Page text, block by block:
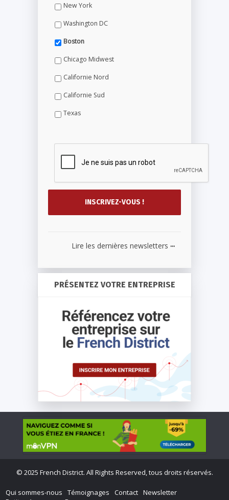
New York
Washington DC
Boston
Chicago Midwest
Californie Nord
Californie Sud
Texas
Lire les dernières newsletters ...
PRÉSENTEZ VOTRE ENTREPRISE
© 2025 French District. All Rights Reserved, tous droits réservés.
Qui sommes-nous Témoignages Contact Newsletter